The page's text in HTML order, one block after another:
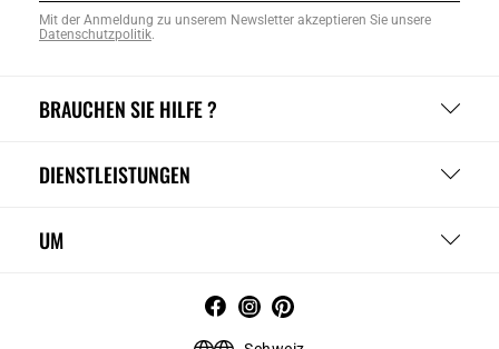
BRAUCHEN SIE HILFE ?
DIENSTLEISTUNGEN
UM
Mit der Anmeldung zu unserem Newsletter akzeptieren Sie unsere
Datenschutzpolitik.